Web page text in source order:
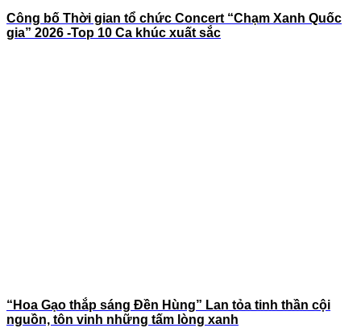
Công bố Thời gian tổ chức Concert “Chạm Xanh Quốc
gia” 2026 -Top 10 Ca khúc xuất sắc
“Hoa Gạo thắp sáng Đền Hùng” Lan tỏa tinh thần cội
nguồn, tôn vinh những tấm lòng xanh